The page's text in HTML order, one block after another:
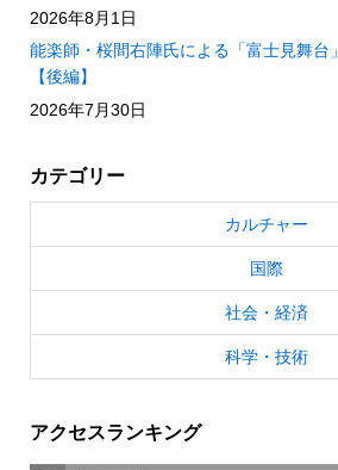
2026年8月1日
能楽師・桜間右陣氏による「富士見舞台
【後編】
2026年7月30日
カテゴリー
カルチャー
国際
社会・経済
科学・技術
アクセスランキング